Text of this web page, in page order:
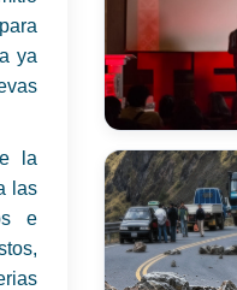
ya
la
las
e